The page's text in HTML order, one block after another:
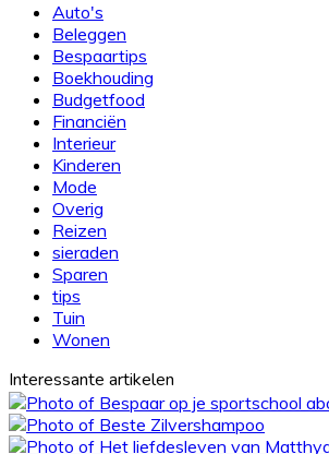
Auto's
Beleggen
Bespaartips
Boekhouding
Budgetfood
Financiën
Interieur
Kinderen
Mode
Overig
Reizen
sieraden
Sparen
tips
Tuin
Wonen
Interessante artikelen